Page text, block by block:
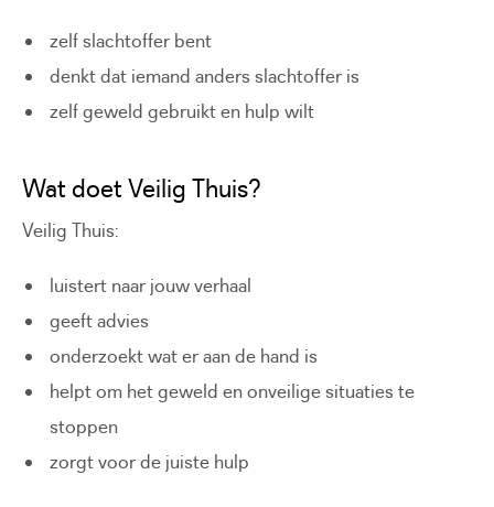
zelf slachtoffer bent
denkt dat iemand anders slachtoffer is
zelf geweld gebruikt en hulp wilt
Wat doet Veilig Thuis?
Veilig Thuis:
luistert naar jouw verhaal
geeft advies
onderzoekt wat er aan de hand is
helpt om het geweld en onveilige situaties te
stoppen
zorgt voor de juiste hulp